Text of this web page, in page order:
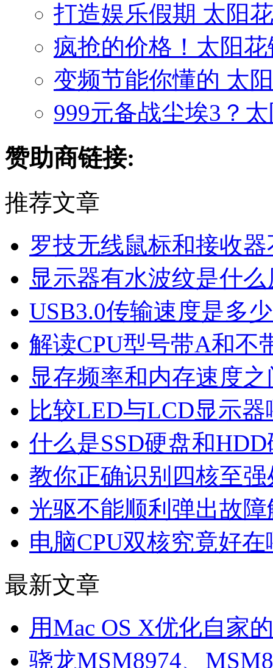
打造娱乐假期 太阳
疯抢的价格！太阳
变频节能你懂的 太
999元备战尘埃3？
赞助商链接:
推荐文章
罗技无线鼠标和接收
显示器有水波纹是什
USB3.0传输速度是多
解读CPU型号带A和不
显存频率和内存速度
比较LED与LCD显示
什么是SSD硬盘和
教你正确识别四核至强
光驱不能顺利弹出故
电脑CPU双核究竟好
最新文章
用Mac OS X优化自家
骁龙MSM8974、